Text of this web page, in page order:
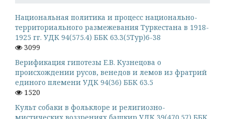
Национальная политика и процесс национально-
территориального размежевания Туркестана в 1918-
1925 гг. УДК 94(575.4) ББК 63.3(5Тур)6-38
3099
Верификация гипотезы Е.В. Кузнецова о
происхождении русов, венедов и лемов из фратрий
единого племени УДК 94(36) ББК 63.5
1520
Культ собаки в фольклоре и религиозно-